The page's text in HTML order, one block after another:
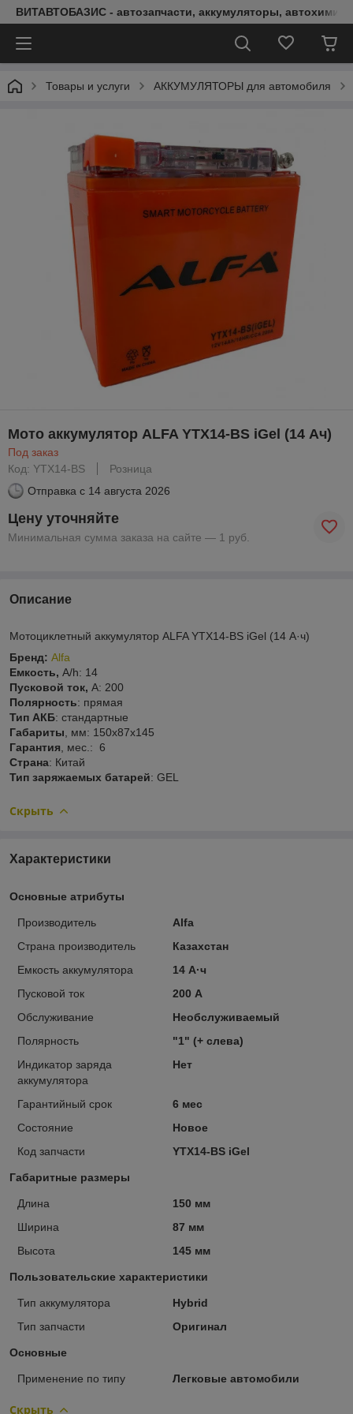
ВИТАВТОБАЗИС - автозапчасти, аккумуляторы, автохимия,
Товары и услуги АККУМУЛЯТОРЫ для автомобиля
Мото аккумулятор ALFA YTX14-BS iGel (14 Ач)
Под заказ
Код: YTX14-BS
Розница
Отправка с 14 августа 2026
Цену уточняйте
Минимальная сумма заказа на сайте — 1 руб.
Описание
Мотоциклетный аккумулятор ALFA YTX14-BS iGel (14 А·ч)
Бренд: Alfa
Емкость, A/h: 14
Пусковой ток, А: 200
Полярность: прямая
Тип АКБ: стандартные
Габариты , мм: 150х87х145
Гарантия , мес.: 6
Страна: Китай
Тип заряжаемых батарей: GEL
Скрыть
Характеристики
Основные атрибуты
Производитель
Alfa
Страна производитель
Казахстан
Емкость аккумулятора
14 А·ч
Пусковой ток
200 А
Обслуживание
Необслуживаемый
Полярность
"1" (+ слева)
Индикатор заряда
аккумулятора
Нет
Гарантийный срок
6 мес
Состояние
Новое
Код запчасти
YTX14-BS iGel
Габаритные размеры
Длина
150 мм
Ширина
87 мм
Высота
145 мм
Пользовательские характеристики
Тип аккумулятора
Hybrid
Тип запчасти
Оригинал
Основные
Применение по типу Легковые автомобили
Скрыть